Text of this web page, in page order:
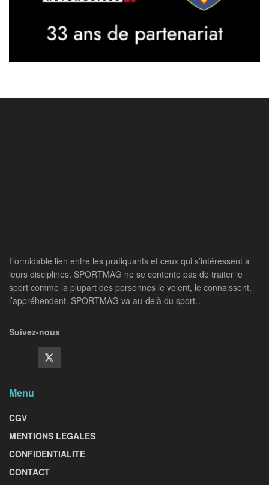
Formidable lien entre les pratiquants et ceux qui s’intéressent à
leurs disciplines, SPORTMAG ne se contente pas de traiter le
sport comme la plupart des personnes le voient, le connaissent,
l’appréhendent. SPORTMAG va au-delà du sport…
Suivez-nous
Menu
CGV
MENTIONS LEGALES
CONFIDENTIALITE
CONTACT